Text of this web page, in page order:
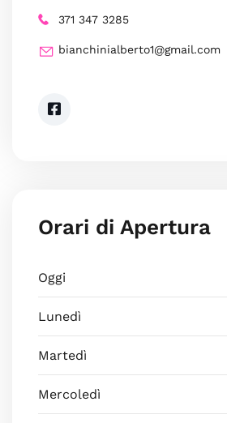
371 347 3285
bianchinialberto1@gmail.com
Orari di Apertura
Oggi
Lunedì
Martedì
Mercoledì